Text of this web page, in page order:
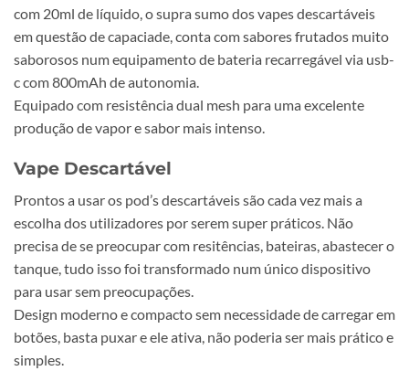
com 20ml de líquido, o supra sumo dos vapes descartáveis
em questão de capaciade, conta com sabores frutados muito
saborosos num equipamento de bateria recarregável via usb-
c com 800mAh de autonomia.
Equipado com resistência dual mesh para uma excelente
produção de vapor e sabor mais intenso.
Vape Descartável
Prontos a usar os pod’s descartáveis são cada vez mais a
escolha dos utilizadores por serem super práticos. Não
precisa de se preocupar com resitências, bateiras, abastecer o
tanque, tudo isso foi transformado num único dispositivo
para usar sem preocupações.
Design moderno e compacto sem necessidade de carregar em
botões, basta puxar e ele ativa, não poderia ser mais prático e
simples.